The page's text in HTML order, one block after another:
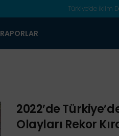
Türkiye’de İklim
RAPORLAR
2022’de
Olayları Rekor